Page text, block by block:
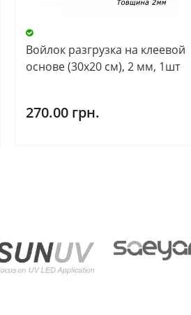
Войлок разгрузка на клеевой
основе (30х20 см), 2 мм, 1шт
270.00 грн.